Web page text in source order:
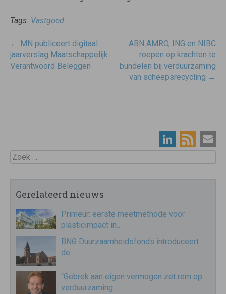
Tags: Vastgoed
Post
navigatie
← MN publiceert digitaal
jaarverslag Maatschappelijk
Verantwoord Beleggen
ABN AMRO, ING en NIBC
roepen op krachten te
bundelen bij verduurzaming
van scheepsrecycling →
Zoek
Gerelateerd nieuws
Primeur: eerste meetmethode voor
plasticimpact in…
BNG Duurzaamheidsfonds introduceert
de…
“Gebrek aan eigen vermogen zet rem op
verduurzaming…